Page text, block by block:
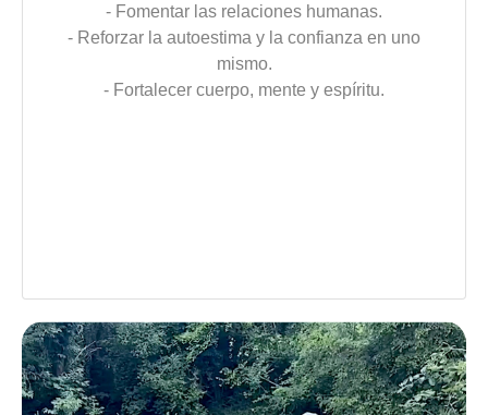
- Fomentar las relaciones humanas.
- Reforzar la autoestima y la confianza en uno
mismo.
- Fortalecer cuerpo, mente y espíritu.